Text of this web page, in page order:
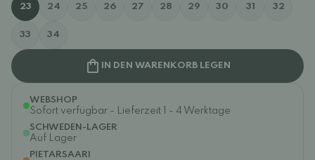
23 24 25 26 27 28 29 30 31 32
33 34
IN DEN WARENKORB LEGEN
WEBSHOP
Sofort verfügbar - Lieferzeit 1 - 4 Werktage
SCHWEDEN-LAGER
Auf Lager
PIETARSAARI